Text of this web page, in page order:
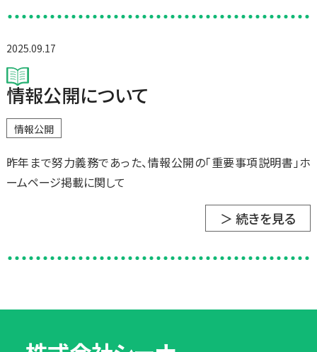
2025.09.17
情報公開について
情報公開
昨年まで努力義務であった、情報公開の「重要事項説明書」ホ
ームページ掲載に関して
＞ 続きを見る